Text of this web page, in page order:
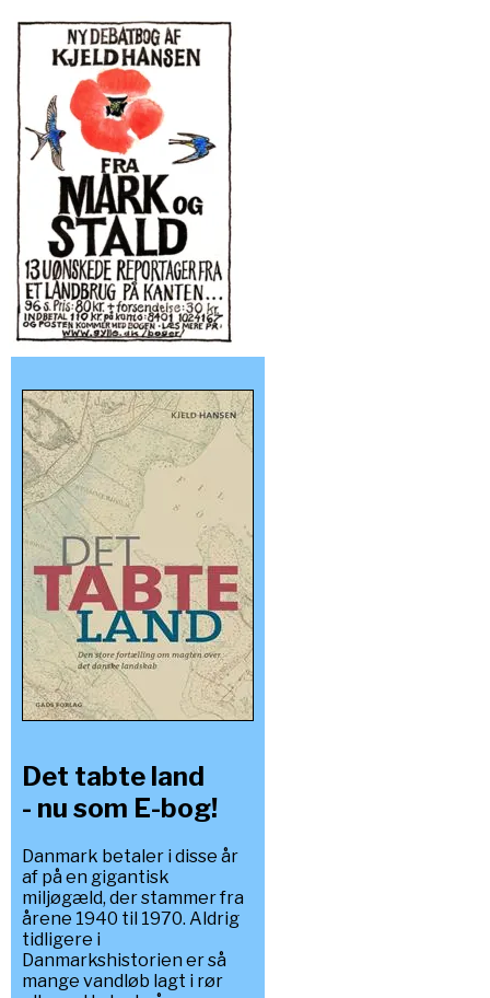
Det tabte land
- nu som E-bog!
Danmark betaler i disse år
af på en gigantisk
miljøgæld, der stammer fra
årene 1940 til 1970. Aldrig
tidligere i
Danmarkshistorien er så
mange vandløb lagt i rør